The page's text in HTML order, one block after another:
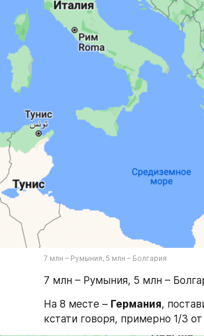
7 млн – Румыния, 5 млн – Болгария
7 млн – Румыния, 5 млн –
На 8 месте – Германия,
кстати говоря, примерно 1/3